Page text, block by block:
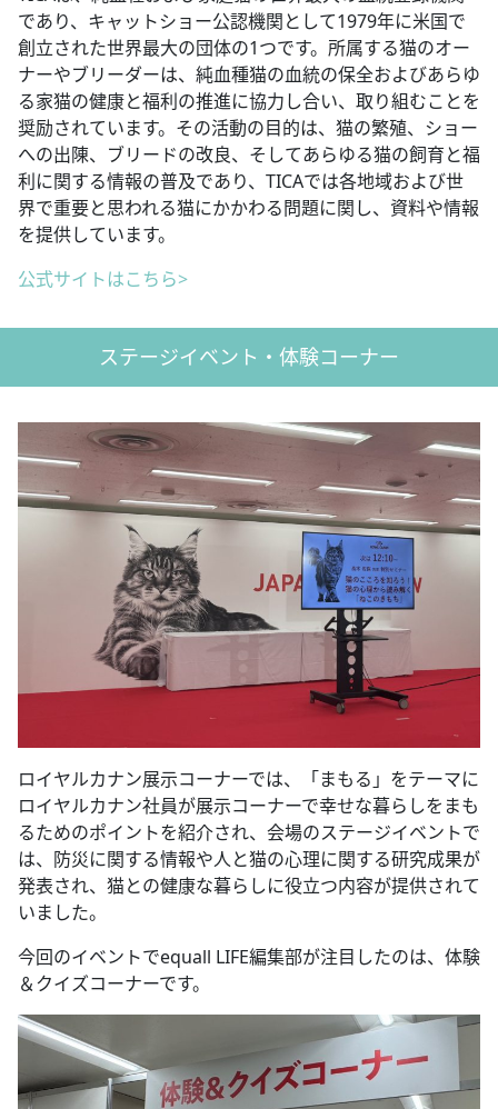
であり、キャットショー公認機関として1979年に米国で
創立された世界最大の団体の1つです。所属する猫のオー
ナーやブリーダーは、純血種猫の血統の保全およびあらゆ
る家猫の健康と福利の推進に協力し合い、取り組むことを
奨励されています。その活動の目的は、猫の繁殖、ショー
への出陳、ブリードの改良、そしてあらゆる猫の飼育と福
利に関する情報の普及であり、TICAでは各地域および世
界で重要と思われる猫にかかわる問題に関し、資料や情報
を提供しています。
公式サイトはこちら>
ステージイベント・体験コーナー
ロイヤルカナン展示コーナーでは、「まもる」をテーマに
ロイヤルカナン社員が展示コーナーで幸せな暮らしをまも
るためのポイントを紹介され、会場のステージイベントで
は、防災に関する情報や人と猫の心理に関する研究成果が
発表され、猫との健康な暮らしに役立つ内容が提供されて
いました。
今回のイベントでequall LIFE編集部が注目したのは、体験
＆クイズコーナーです。